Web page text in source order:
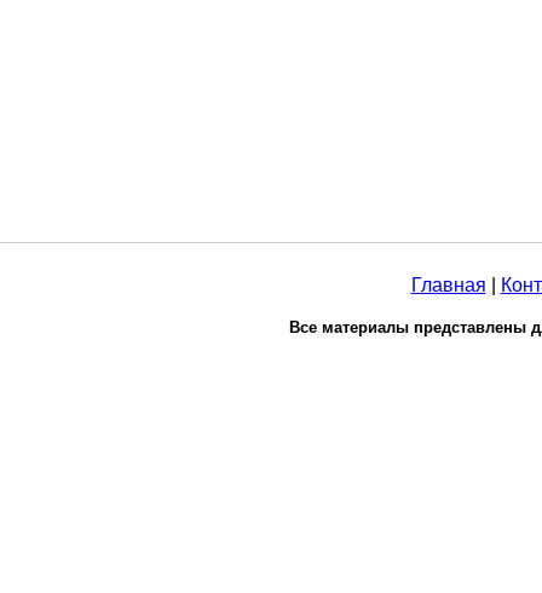
Главная
Все материалы представлены